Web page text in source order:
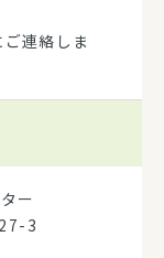
連絡しま
ンター
3